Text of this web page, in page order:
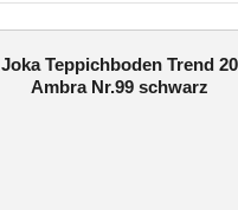
Joka Teppichboden Trend 20
Ambra Nr.99 schwarz